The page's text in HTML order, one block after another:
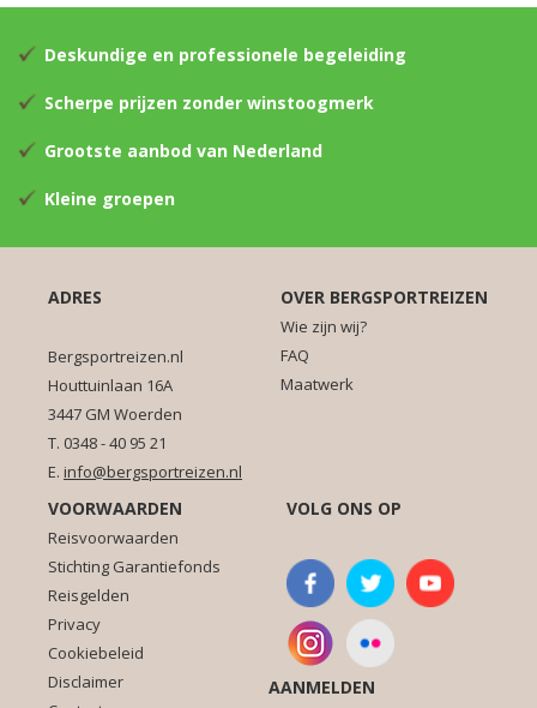
Deskundige en professionele begeleiding
Scherpe prijzen zonder winstoogmerk
Grootste aanbod van Nederland
Kleine groepen
ADRES
Bergsportreizen.nl
Houttuinlaan 16A
3447 GM Woerden
T. 0348 - 40 95 21
E. info@bergsportreizen.nl
OVER BERGSPORTREIZEN
Wie zijn wij?
FAQ
Maatwerk
VOORWAARDEN
Reisvoorwaarden
Stichting Garantiefonds
Reisgelden
Privacy
Cookiebeleid
Disclaimer
VOLG ONS OP
AANMELDEN